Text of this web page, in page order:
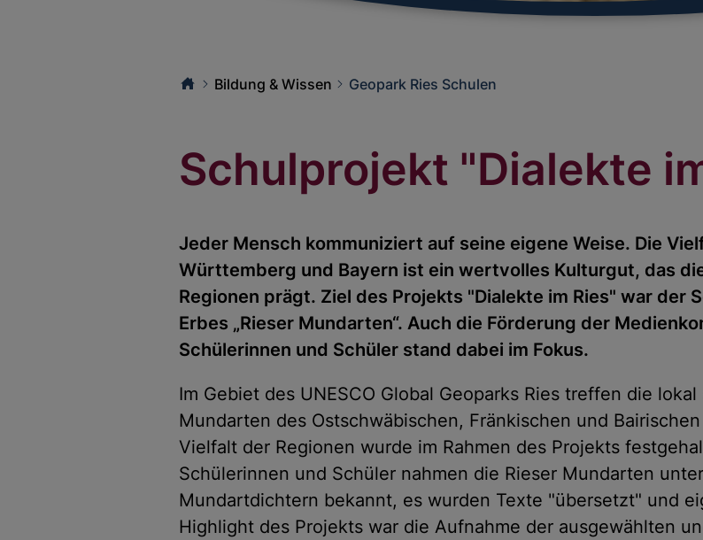
Geopark Ries Schulen
Bildung & Wissen
Schulprojekt "Dialekte
Jeder Mensch kommuniziert auf seine eigene Weise. Die
Württemberg und Bayern ist ein wertvolles Kulturgut, das
Regionen prägt. Ziel des Projekts "Dialekte im Ries" war der
Erbes „Rieser Mundarten“. Auch die Förderung der
Schülerinnen und Schüler stand dabei im Fokus.
Im Gebiet des UNESCO Global Geoparks Ries treffen die
Mundarten des Ostschwäbischen, Fränkischen und
Vielfalt der Regionen wurde im Rahmen des Projekts
Schülerinnen und Schüler nahmen die Rieser Mundarten
Mundartdichtern bekannt, es wurden Texte "übersetzt" und
Highlight des Projekts war die Aufnahme der ausgewählten